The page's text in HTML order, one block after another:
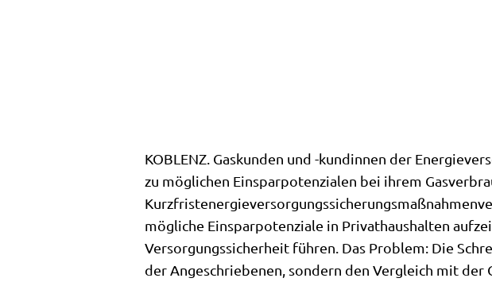
KOBLENZ. Gaskunden und -kundinnen der
zu möglichen Einsparpotenzialen bei ihrem
mögliche Einsparpotenziale in Privathaushalten
Versorgungssicherheit führen. Das Problem: Die
der Angeschriebenen, sondern den Vergleich mit